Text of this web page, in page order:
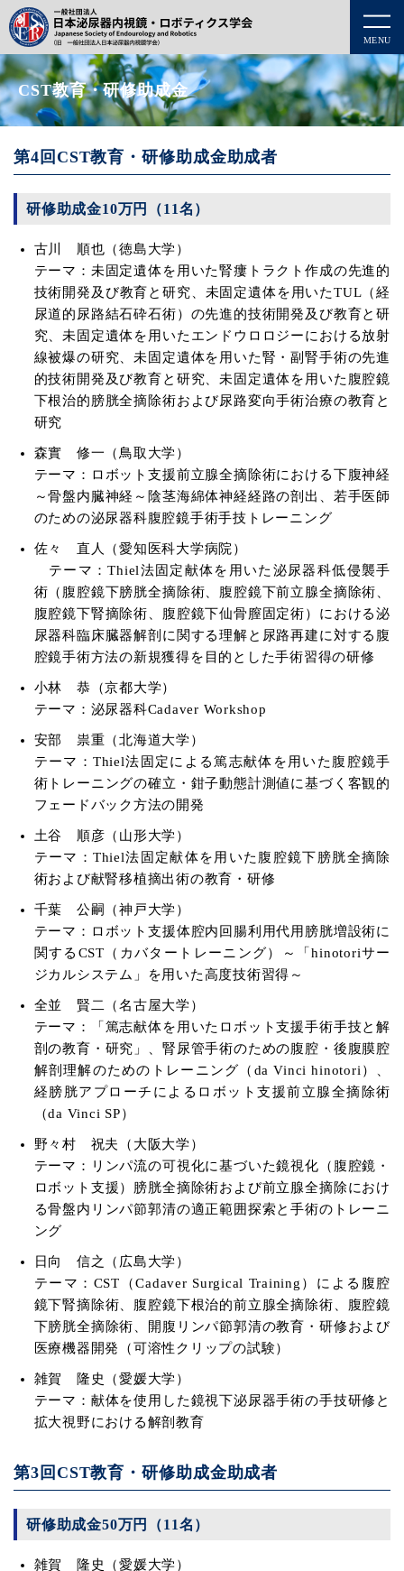
MENU
CST教育・研修助成金
第4回CST教育・研修助成金助成者
研修助成金10万円（11名）
古川 順也（徳島大学）
テーマ：未固定遺体を用いた腎瘻トラクト作成の先進的
技術開発及び教育と研究、未固定遺体を用いたTUL（経
尿道的尿路結石砕石術）の先進的技術開発及び教育と研
究、未固定遺体を用いたエンドウロロジーにおける放射
線被爆の研究、未固定遺体を用いた腎・副腎手術の先進
的技術開発及び教育と研究、未固定遺体を用いた腹腔鏡
下根治的膀胱全摘除術および尿路変向手術治療の教育と
研究
森實 修一（鳥取大学）
テーマ：ロボット支援前立腺全摘除術における下腹神経
～骨盤内臓神経～陰茎海綿体神経経路の剖出、若手医師
のための泌尿器科腹腔鏡手術手技トレーニング
佐々 直人（愛知医科大学病院）
テーマ：Thiel法固定献体を用いた泌尿器科低侵襲手
術（腹腔鏡下膀胱全摘除術、腹腔鏡下前立腺全摘除術、
腹腔鏡下腎摘除術、腹腔鏡下仙骨膣固定術）における泌
尿器科臨床臓器解剖に関する理解と尿路再建に対する腹
腔鏡手術方法の新規獲得を目的とした手術習得の研修
小林 恭（京都大学）
テーマ：泌尿器科Cadaver Workshop
安部 祟重（北海道大学）
テーマ：Thiel法固定による篤志献体を用いた腹腔鏡手
術トレーニングの確立・鉗子動態計測値に基づく客観的
フェードバック方法の開発
土谷 順彦（山形大学）
テーマ：Thiel法固定献体を用いた腹腔鏡下膀胱全摘除
術および献腎移植摘出術の教育・研修
千葉 公嗣（神戸大学）
テーマ：ロボット支援体腔内回腸利用代用膀胱増設術に
関するCST（カバタートレーニング）～「hinotoriサー
ジカルシステム」を用いた高度技術習得～
全並 賢二（名古屋大学）
テーマ：「篤志献体を用いたロボット支援手術手技と解
剖の教育・研究」、腎尿管手術のための腹腔・後腹膜腔
解剖理解のためのトレーニング（da Vinci hinotori）、
経膀胱アプローチによるロボット支援前立腺全摘除術
（da Vinci SP）
野々村 祝夫（大阪大学）
テーマ：リンパ流の可視化に基づいた鏡視化（腹腔鏡・
ロボット支援）膀胱全摘除術および前立腺全摘除におけ
る骨盤内リンパ節郭清の適正範囲探索と手術のトレーニ
ング
日向 信之（広島大学）
テーマ：CST（Cadaver Surgical Training）による腹腔
鏡下腎摘除術、腹腔鏡下根治的前立腺全摘除術、腹腔鏡
下膀胱全摘除術、開腹リンパ節郭清の教育・研修および
医療機器開発（可溶性クリップの試験）
雑賀 隆史（愛媛大学）
テーマ：献体を使用した鏡視下泌尿器手術の手技研修と
拡大視野における解剖教育
第3回CST教育・研修助成金助成者
研修助成金50万円（11名）
雑賀 隆史（愛媛大学）